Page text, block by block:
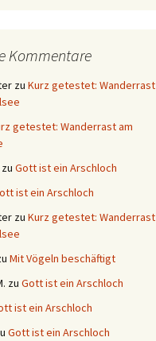
Kommentare
zu Kurz getestet: Wanderrast
getestet: Wanderrast am
zu Gott ist ein Arschloch
ist ein Arschloch
zu Kurz getestet: Wanderrast
Mit Vögeln beschäftigt
zu Gott ist ein Arschloch
ist ein Arschloch
Gott ist ein Arschloch